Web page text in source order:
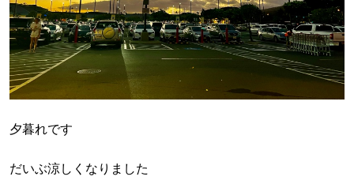
夕暮れです
だいぶ涼しくなりました